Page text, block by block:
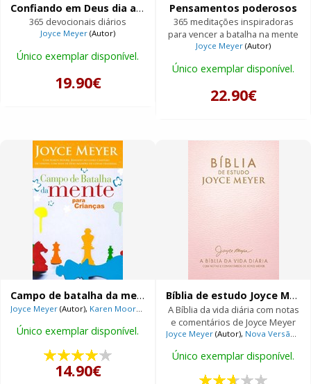
Confiando em Deus dia a dia
365 devocionais diários
Joyce Meyer (Autor)
Único exemplar disponível.
19.90€
Pensamentos poderosos
365 meditações inspiradoras
para vencer a batalha na mente
Joyce Meyer (Autor)
Único exemplar disponível.
22.90€
Campo de batalha da mente para crianças
Joyce Meyer (Autor), Karen Moore (Autor)
Único exemplar disponível.
14.90€
Bíblia de estudo Joyce Meyer
A Bíblia da vida diária com notas
e comentários de Joyce Meyer
Joyce Meyer (Autor), Nova Versão Internacional
Único exemplar disponível.